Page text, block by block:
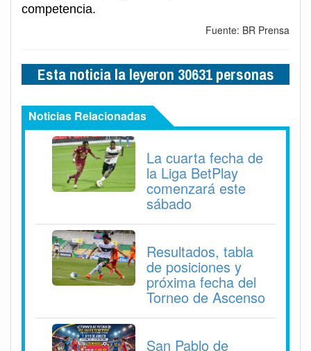
competencia.
Fuente: BR Prensa
Esta noticia la leyeron 30631 personas
Noticias Relacionadas
La cuarta fecha de
la Liga BetPlay
comenzará este
sábado
Resultados, tabla
de posiciones y
próxima fecha del
Torneo de Ascenso
San Pablo de